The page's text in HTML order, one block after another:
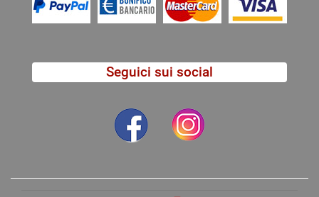
Seguici sui social